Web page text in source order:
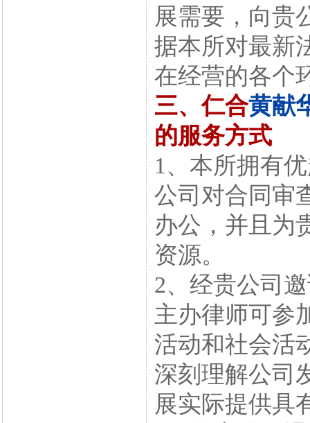
展需要，向贵
据本所对最新
在经营的各个
三、仁合黄献
的服务方式
1、本所拥有
公司对合同审
办公，并且为
资源。
2、经贵公司
主办律师可参
活动和社会活
深刻理解公司
展实际提供具